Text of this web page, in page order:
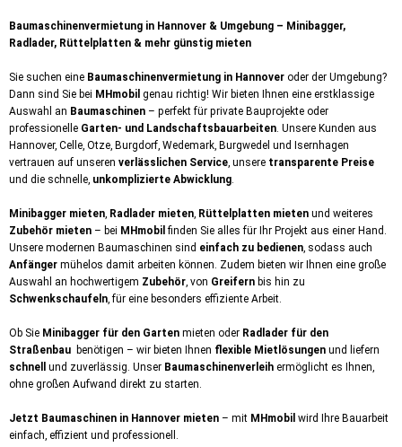
Baumaschinenvermietung in Hannover & Umgebung – Minibagger,
Radlader, Rüttelplatten & mehr günstig mieten
Sie suchen eine Baumaschinenvermietung in Hannover oder der Umgebung?
Dann sind Sie bei MHmobil genau richtig! Wir bieten Ihnen eine erstklassige
Auswahl an Baumaschinen – perfekt für private Bauprojekte oder
professionelle Garten- und Landschaftsbauarbeiten. Unsere Kunden aus
Hannover, Celle, Otze, Burgdorf, Wedemark, Burgwedel und Isernhagen
vertrauen auf unseren verlässlichen Service, unsere transparente Preise
und die schnelle, unkomplizierte Abwicklung.
Minibagger mieten, Radlader mieten, Rüttelplatten mieten und weiteres
Zubehör mieten – bei MHmobil finden Sie alles für Ihr Projekt aus einer Hand.
Unsere modernen Baumaschinen sind einfach zu bedienen, sodass auch
Anfänger mühelos damit arbeiten können. Zudem bieten wir Ihnen eine große
Auswahl an hochwertigem Zubehör, von Greifern bis hin zu
Schwenkschaufeln, für eine besonders effiziente Arbeit.
Ob Sie Minibagger für den Garten mieten oder Radlader für den
Straßenbau benötigen – wir bieten Ihnen flexible Mietlösungen und liefern
schnell
und zuverlässig. Unser Baumaschinenverleih ermöglicht es Ihnen,
ohne großen Aufwand direkt zu starten.
Jetzt Baumaschinen in Hannover mieten – mit MHmobil wird Ihre Bauarbeit
einfach, effizient und professionell.